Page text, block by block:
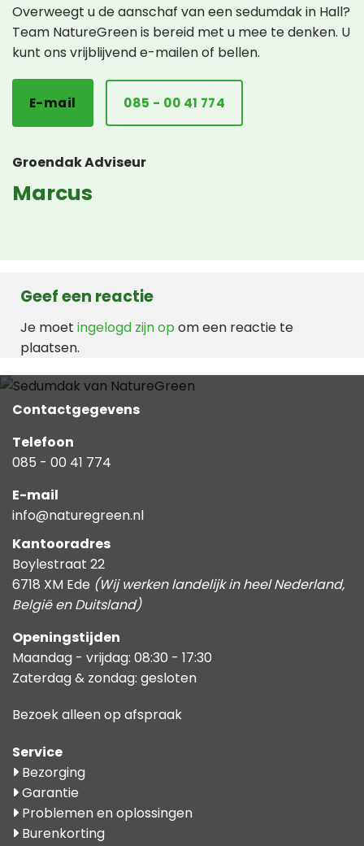
Overweegt u de aanschaf van een sedumdak in Hall?
Team NatureGreen is bereid met u mee te denken. U
kunt ons vrijblijvend e-mailen of bellen.
E-mail 085 - 00 41 774
Groendak Adviseur
Marcus
Geef een reactie
Je moet ingelogd zijn op om een reactie te
plaatsen.
Contactgegevens
Telefoon
085 - 00 41 774
E-mail
info@naturegreen.nl
Kantooradres
Boylestraat 22
6718 XM Ede (Wij werken landelijk in heel Nederland,
België en Duitsland)
Openingstijden
Maandag - vrijdag: 08:30 - 17:30
Zaterdag & zondag: gesloten
Bezoek alleen op afspraak
Service
Bezorging
Garantie
Problemen en oplossingen
Burenkorting